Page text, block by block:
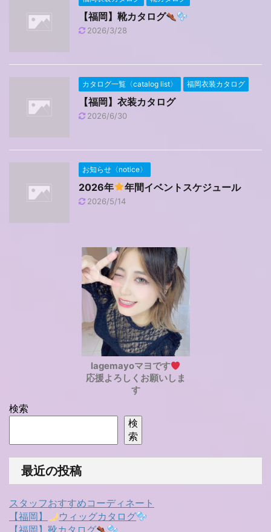
【福岡】靴カタログ
2026/3/28
カタログ一覧〈catalog list〉 福岡衣装カタログ
【福岡】衣装カタログ
2026/6/30
お知らせ〈notice〉
2026年 年間イベントスケジュール
2026/5/14
lagemayoマヨです
応援よろしくお願いしま
す
検索
検
索
最近の投稿
スタッフおすすめコーディネート
【福岡】
ウィッグカタログ